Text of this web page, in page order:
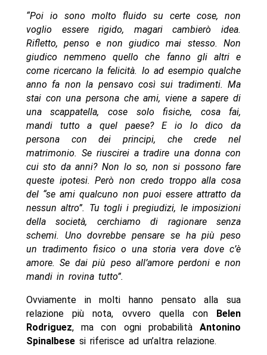
“Poi io sono molto fluido su certe cose, non
voglio essere rigido, magari cambierò idea.
Rifletto, penso e non giudico mai stesso. Non
giudico nemmeno quello che fanno gli altri e
come ricercano la felicità. Io ad esempio qualche
anno fa non la pensavo così sui tradimenti. Ma
stai con una persona che ami, viene a sapere di
una scappatella, cose solo fisiche, cosa fai,
mandi tutto a quel paese? E io lo dico da
persona con dei principi, che crede nel
matrimonio. Se riuscirei a tradire una donna con
cui sto da anni? Non lo so, non si possono fare
queste ipotesi. Però non credo troppo alla cosa
del “se ami qualcuno non puoi essere attratto da
nessun altro”. Tu togli i pregiudizi, le imposizioni
della società, cerchiamo di ragionare senza
schemi. Uno dovrebbe pensare se ha più peso
un tradimento fisico o una storia vera dove c’è
amore. Se dai più peso all’amore perdoni e non
mandi in rovina tutto”.
Ovviamente in molti hanno pensato alla sua
relazione più nota, ovvero quella conBelen
Rodriguez, ma con ogni probabilitàAntonino
Spinalbesesi riferisce ad un’altra relazione.